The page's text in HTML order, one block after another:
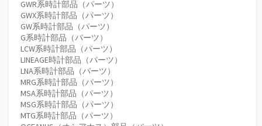
GWR系時計部品（パーツ）
GWX系時計部品（パーツ）
GW系時計部品（パーツ）
G系時計部品（パーツ）
LCW系時計部品（パーツ）
LINEAGE時計部品（パーツ）
LNA系時計部品（パーツ）
MRG系時計部品（パーツ）
MSA系時計部品（パーツ）
MSG系時計部品（パーツ）
MTG系時計部品（パーツ）